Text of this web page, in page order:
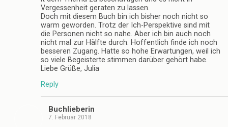
Vergessenheit geraten zu lassen.
Doch mit diesem Buch bin ich bisher noch nicht so
warm geworden. Trotz der Ich-Perspektive sind mit
die Personen nicht so nahe. Aber ich bin auch noch
nicht mal zur Hälfte durch. Hoffentlich finde ich noch
besseren Zugang. Hatte so hohe Erwartungen, weil ich
so viele Begeisterte stimmen darüber gehört habe.
Liebe Grüße, Julia
Reply
Buchlieberin
7. Februar 2018